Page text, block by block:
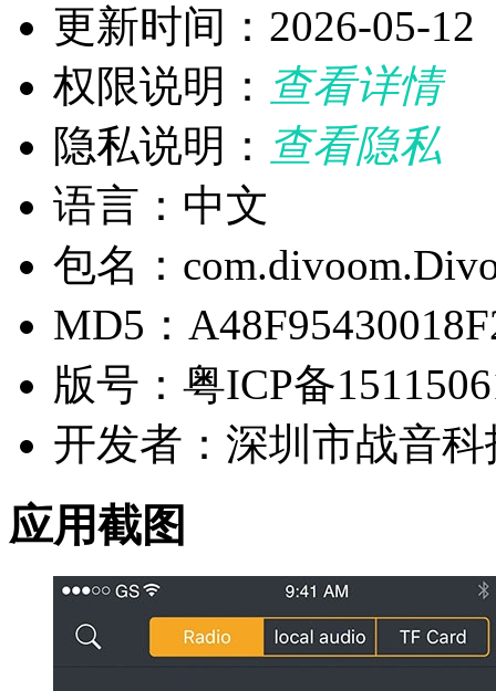
更新时间：2026-05-12
权限说明： 查看详情
隐私说明： 查看隐私
语言：中文
包名：
MD5：
版号：粤ICP备
开发者：深圳市战音
应用截图